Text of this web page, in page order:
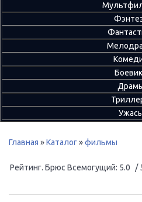
Главная »Каталог»фильмы
Рейтинг. Брюс Всемогущий: 5.0 /